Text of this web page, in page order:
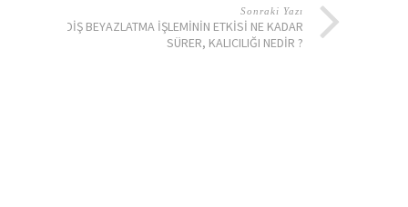
Sonraki Yazı
DIŞ BEYAZLATMA IŞLEMININ ETKISI NE KADAR
SÜRER, KALICILIĞI NEDIR ?